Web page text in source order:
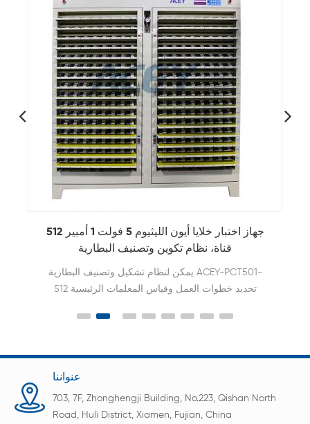
5V10A 5V20A 5V30A اختبار قدرة الخلية المنشورية
ليثيوم أيون
128 256 512 قناة عالية الحالية اختبار قدرة بطارية خلية
ليثيوم أيون
عنواننا
703, 7F, Zhonghengji Building, No.223, Qishan North
Road, Huli District, Xiamen, Fujian, China